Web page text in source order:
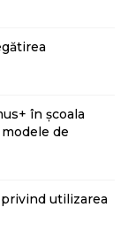
în școala
de
utilizarea